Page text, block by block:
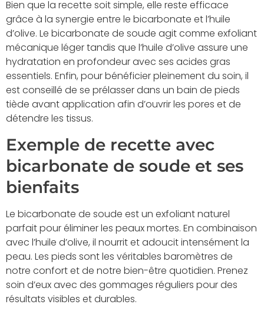
Bien que la recette soit simple, elle reste efficace
grâce à la synergie entre le bicarbonate et l’huile
d’olive. Le bicarbonate de soude agit comme exfoliant
mécanique léger tandis que l’huile d’olive assure une
hydratation en profondeur avec ses acides gras
essentiels. Enfin, pour bénéficier pleinement du soin, il
est conseillé de se prélasser dans un bain de pieds
tiède avant application afin d’ouvrir les pores et de
détendre les tissus.
Exemple de recette avec
bicarbonate de soude et ses
bienfaits
Le bicarbonate de soude est un exfoliant naturel
parfait pour éliminer les peaux mortes. En combinaison
avec l’huile d’olive, il nourrit et adoucit intensément la
peau. Les pieds sont les véritables baromètres de
notre confort et de notre bien-être quotidien. Prenez
soin d’eux avec des gommages réguliers pour des
résultats visibles et durables.